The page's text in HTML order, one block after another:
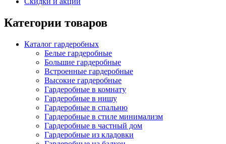
Категории товаров
Каталог гардеробных
Белые гардеробные
Большие гардеробные
Встроенные гардеробные
Высокие гардеробные
Гардеробные в комнату
Гардеробные в нишу
Гардеробные в спальню
Гардеробные в стиле минимализм
Гардеробные в частный дом
Гардеробные из кладовки